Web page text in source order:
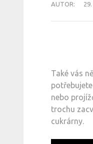
AUTOR:
Také vás
nebo
trochu
cukrárny.